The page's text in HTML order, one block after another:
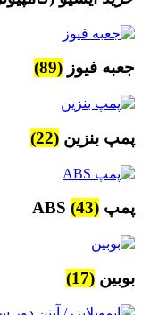
جعبه فیوز (89)
پمپ بنزین (22)
پمپ ABS (43)
بوبین (17)